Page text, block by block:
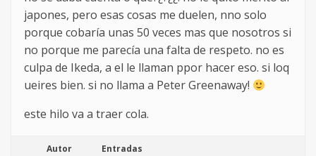
japones, pero esas cosas me duelen, nno solo
porque cobaría unas 50 veces mas que nosotros si
no porque me parecía una falta de respeto. no es
culpa de Ikeda, a el le llaman ppor hacer eso. si loq
ueires bien. si no llama a Peter Greenaway!
este hilo va a traer cola.
Autor Entradas